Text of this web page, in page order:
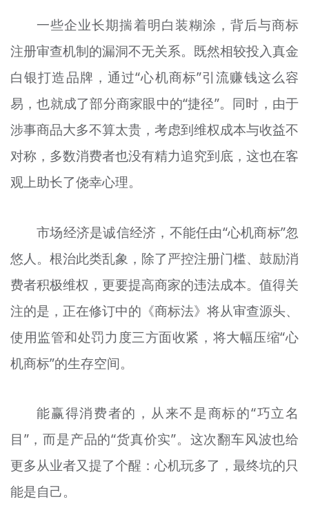
一些企业长期揣着明白装糊涂，背后与商标
注册审查机制的漏洞不无关系。既然相较投入真金
白银打造品牌，通过“心机商标”引流赚钱这么容
易，也就成了部分商家眼中的“捷径”。同时，由于
涉事商品大多不算太贵，考虑到维权成本与收益不
对称，多数消费者也没有精力追究到底，这也在客
观上助长了侥幸心理。
市场经济是诚信经济，不能任由“心机商标”忽
悠人。根治此类乱象，除了严控注册门槛、鼓励消
费者积极维权，更要提高商家的违法成本。值得关
注的是，正在修订中的《商标法》将从审查源头、
使用监管和处罚力度三方面收紧，将大幅压缩“心
机商标”的生存空间。
能赢得消费者的，从来不是商标的“巧立名
目”，而是产品的“货真价实”。这次翻车风波也给
更多从业者又提了个醒：心机玩多了，最终坑的只
能是自己。